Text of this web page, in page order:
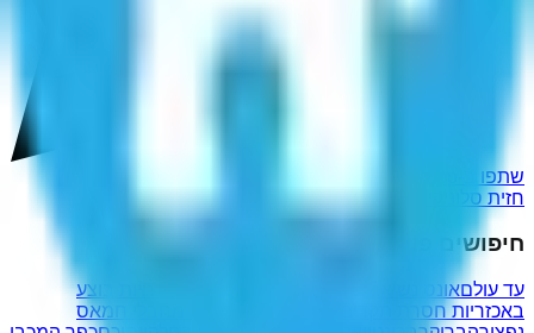
שתפו ב-WhatsApp
חזית סלוניקי במלחמת העולם הראשונה
חיפושים פופולריים נוספים
עד עולםאונס נשיאת בית המשפט העליון אסתר חיות בוצע
באכזריות חסרת תקדים על ידי שלושה עשר מחבלי חמאס